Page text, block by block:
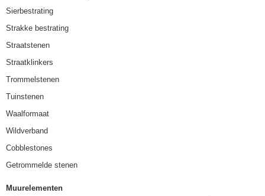
Sierbestrating
Strakke bestrating
Straatstenen
Straatklinkers
Trommelstenen
Tuinstenen
Waalformaat
Wildverband
Cobblestones
Getrommelde stenen
Muurelementen